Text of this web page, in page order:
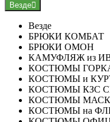
Везде
Везде
БРЮКИ КОМБАТ
БРЮКИ ОМОН
КАМУФЛЯЖ из
КОСТЮМЫ
КОСТЮМЫ и
КОСТЮМЫ КЗС
КОСТЮМЫ
КОСТЮМЫ на